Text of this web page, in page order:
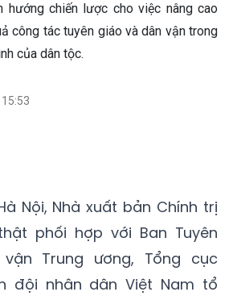
hướng chiến lược cho việc nâng cao
công tác tuyên giáo và dân vận trong
của dân tộc.
Nội, Nhà xuất bản Chính trị
phối hợp với Ban Tuyên
Trung ương, Tổng cục
đội nhân dân Việt Nam tổ